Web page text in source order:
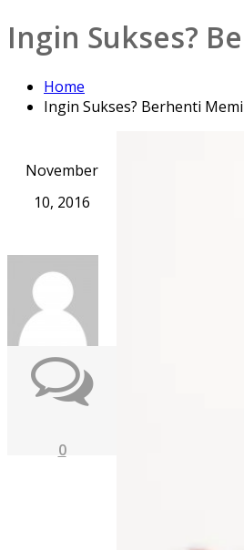
Ingin Sukses?
Home
Ingin Sukses? Berhenti
November
10, 2016
0